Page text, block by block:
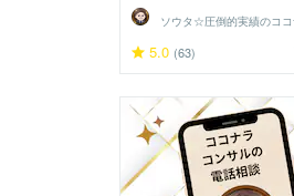
5.0 (63)